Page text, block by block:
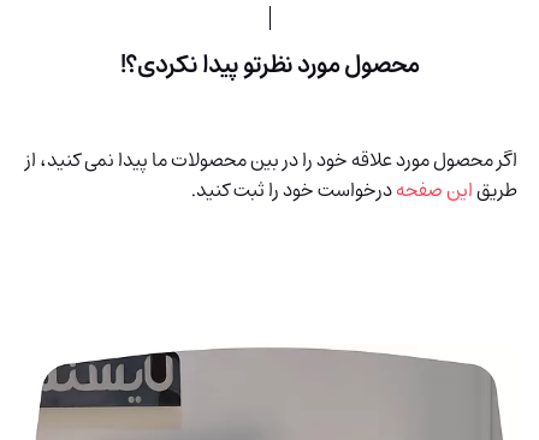
محصول مورد نظرتو پیدا نکردی؟!
اگر محصول مورد علاقه خود را در بین محصولات ما پیدا نمی کنید، از
طریقاین صفحهدرخواست خود را ثبت کنید.